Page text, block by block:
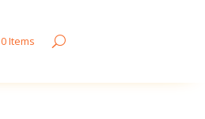
0 Items